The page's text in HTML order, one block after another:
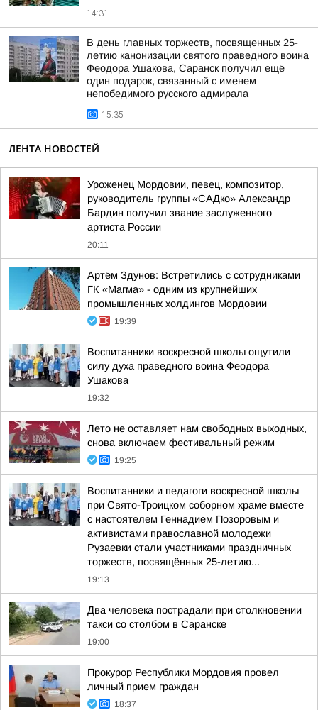
14:31
В день главных торжеств, посвященных 25-
летию канонизации святого праведного воина
Феодора Ушакова, Саранск получил ещё
один подарок, связанный с именем
непобедимого русского адмирала
15:35
ЛЕНТА НОВОСТЕЙ
Уроженец Мордовии, певец, композитор,
руководитель группы «САДко» Александр
Бардин получил звание заслуженного
артиста России
20:11
Артём Здунов: Встретились с сотрудниками
ГК «Магма» - одним из крупнейших
промышленных холдингов Мордовии
19:39
Воспитанники воскресной школы ощутили
силу духа праведного воина Феодора
Ушакова
19:32
Лето не оставляет нам свободных выходных,
снова включаем фестивальный режим
19:25
Воспитанники и педагоги воскресной школы
при Свято-Троицком соборном храме вместе
с настоятелем Геннадием Позоровым и
активистами православной молодежи
Рузаевки стали участниками праздничных
торжеств, посвящённых 25-летию...
19:13
Два человека пострадали при столкновении
такси со столбом в Саранске
19:00
Прокурор Республики Мордовия провел
личный прием граждан
18:37